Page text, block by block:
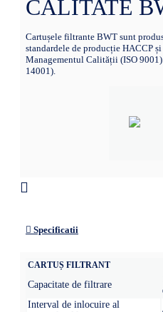
CALITATE
Cartușele filtrante BWT sunt
standardele de producție HACCP
Managementul Calității (ISO
14001).
Specificatii
CARTUȘ FILTRANT
Capacitate de filtrare
Interval de inlocuire al